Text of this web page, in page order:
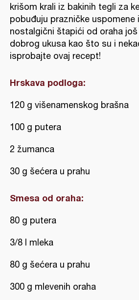
krišom krali iz bakinih tegli za
pobuđuju prazničke uspomene
nostalgični štapići od oraha još
dobrog ukusa kao što su i
isprobajte ovaj recept!
Hrskava podloga:
120 g višenamenskog brašna
100 g putera
2 žumanca
30 g šećera u prahu
Smesa od oraha:
80 g putera
3/8 l mleka
80 g šećera u prahu
300 g mlevenih oraha